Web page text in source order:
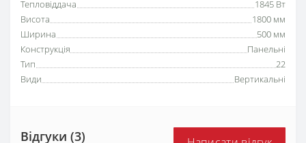
Тепловіддача
1845 Вт
Висота
1800 мм
Ширина
500 мм
Конструкція
Панельні
Тип
22
Види
Вертикальні
Відгуки (3)